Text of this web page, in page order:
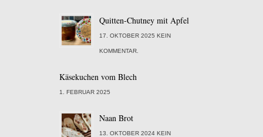
Quitten-Chutney mit Apfel
17. OKTOBER 2025 KEIN
KOMMENTAR.
Käsekuchen vom Blech
1. FEBRUAR 2025
Naan Brot
13. OKTOBER 2024 KEIN